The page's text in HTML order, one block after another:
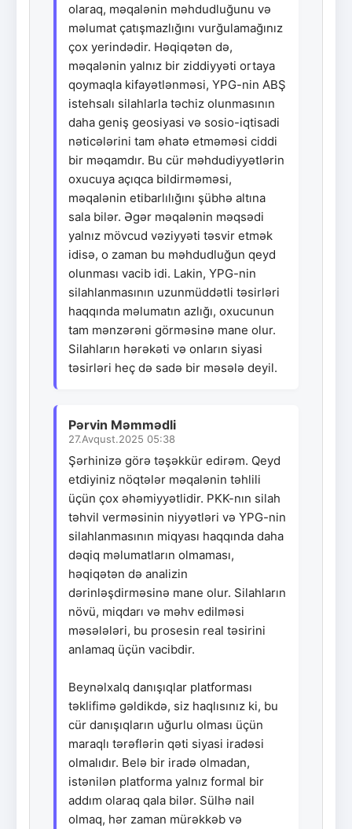
olaraq, məqalənin məhdudluğunu və
məlumat çatışmazlığını vurğulamağınız
çox yerindədir. Həqiqətən də,
məqalənin yalnız bir ziddiyyəti ortaya
qoymaqla kifayətlənməsi, YPG-nin ABŞ
istehsalı silahlarla təchiz olunmasının
daha geniş geosiyasi və sosio-iqtisadi
nəticələrini tam əhatə etməməsi ciddi
bir məqamdır. Bu cür məhdudiyyətlərin
oxucuya açıqca bildirməməsi,
məqalənin etibarlılığını şübhə altına
sala bilər. Əgər məqalənin məqsədi
yalnız mövcud vəziyyəti təsvir etmək
idisə, o zaman bu məhdudluğun qeyd
olunması vacib idi. Lakin, YPG-nin
silahlanmasının uzunmüddətli təsirləri
haqqında məlumatın azlığı, oxucunun
tam mənzərəni görməsinə mane olur.
Silahların hərəkəti və onların siyasi
təsirləri heç də sadə bir məsələ deyil.
Pərvin Məmmədli
27.Avqust.2025 05:38
Şərhinizə görə təşəkkür edirəm. Qeyd
etdiyiniz nöqtələr məqalənin təhlili
üçün çox əhəmiyyətlidir. PKK-nın silah
təhvil verməsinin niyyətləri və YPG-nin
silahlanmasının miqyası haqqında daha
dəqiq məlumatların olmaması,
həqiqətən də analizin
dərinləşdirməsinə mane olur. Silahların
növü, miqdarı və məhv edilməsi
məsələləri, bu prosesin real təsirini
anlamaq üçün vacibdir.
Beynəlxalq danışıqlar platforması
təklifimə gəldikdə, siz haqlısınız ki, bu
cür danışıqların uğurlu olması üçün
maraqlı tərəflərin qəti siyasi iradəsi
olmalıdır. Belə bir iradə olmadan,
istənilən platforma yalnız formal bir
addım olaraq qala bilər. Sülhə nail
olmaq, hər zaman mürəkkəb və